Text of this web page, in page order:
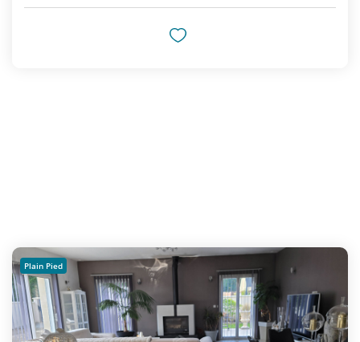
Plain Pied